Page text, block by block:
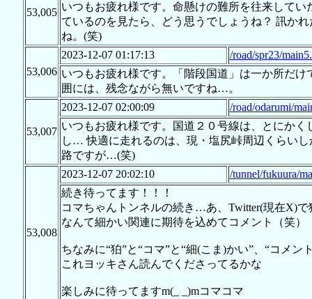
53,005 いつもお疲れ様です。命懸けの難所を往来して
ているのを見たら、どう思うでしょうね？ 訊か
ね。(笑)
53,006
2023-12-07 01:17:13
/road/spr23/
いつもお疲れ様です。「階段国道」は一か所だ
囲には、残念ながら無いですね…。
53,007
2023-12-07 02:00:09
/road/odarumi/
いつもお疲れ様です。国道２０号線は、とにか
し… 快適に走れるのは、現・塩尻峠周辺くらい
路ですが…(笑)
53,008
2023-12-07 20:02:10
/tunnel/fukuura/
続き待ってます！！！
コマちゃんトンネルの続き…あ、Twitter(現在X)
なんて細かい関連に期待を込めてコメント（笑）
ちなみに“狛”と“コマ”と“細(こま)かい”、“コメン
これヨッキさん読んでくださってるかな
楽しみに待ってますm(_ _)mコマコマ